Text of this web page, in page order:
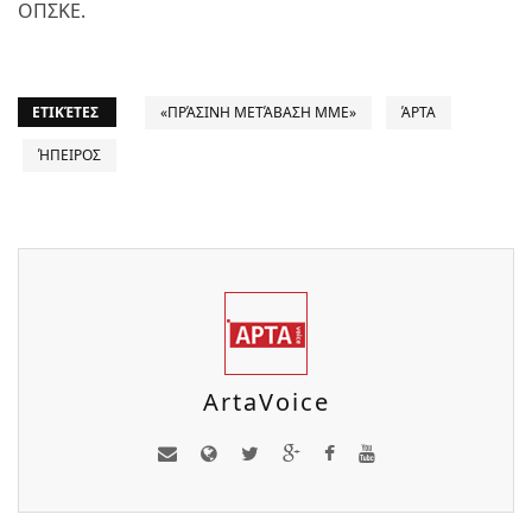
OΠΣΚΕ.
ΕΤΙΚΈΤΕΣ «ΠΡΆΣΙΝΗ ΜΕΤΆΒΑΣΗ ΜΜΕ» ΆΡΤΑ
ΉΠΕΙΡΟΣ
ArtaVoice